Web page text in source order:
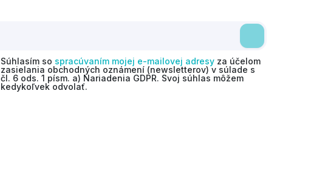
Súhlasím so spracúvaním mojej e-mailovej adresy za účelom
zasielania obchodných oznámení (newsletterov) v súlade s
čl. 6 ods. 1 písm. a) Nariadenia GDPR. Svoj súhlas môžem
kedykoľvek odvolať.